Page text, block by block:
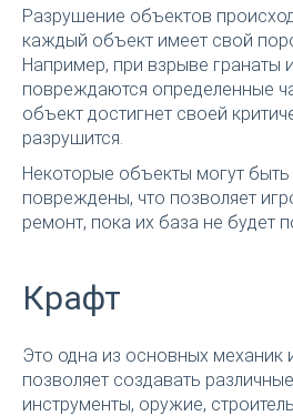
Разрушение объектов
каждый объект имеет свой
Например, при взрыве гранаты
повреждаются определенные
объект достигнет своей
разрушится.
Некоторые объекты могут быть
повреждены, что позволяет
ремонт, пока их база не будет
Крафт
Это одна из основных механик
позволяет создавать
инструменты, оружие,